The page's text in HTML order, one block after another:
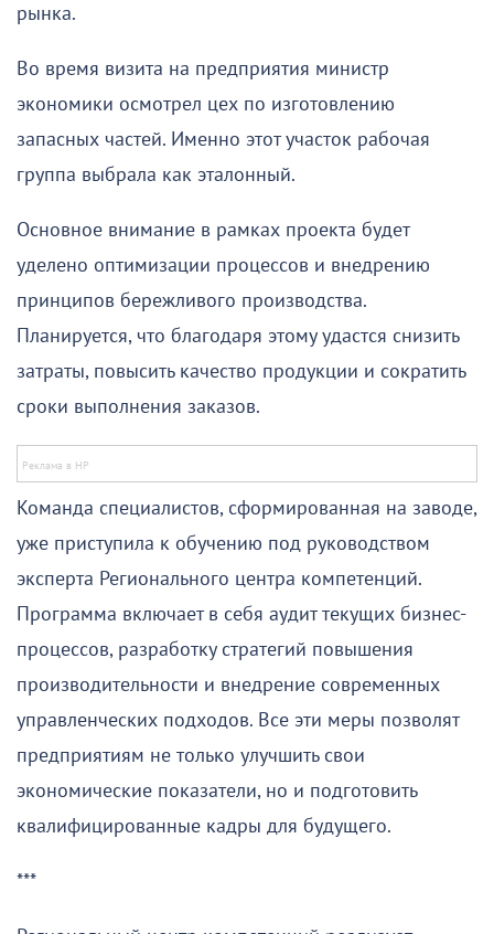
рынка.
Во время визита на предприятия министр
экономики осмотрел цех по изготовлению
запасных частей. Именно этот участок рабочая
группа выбрала как эталонный.
Основное внимание в рамках проекта будет
уделено оптимизации процессов и внедрению
принципов бережливого производства.
Планируется, что благодаря этому удастся снизить
затраты, повысить качество продукции и сократить
сроки выполнения заказов.
Команда специалистов, сформированная на заводе,
уже приступила к обучению под руководством
эксперта Регионального центра компетенций.
Программа включает в себя аудит текущих бизнес-
процессов, разработку стратегий повышения
производительности и внедрение современных
управленческих подходов. Все эти меры позволят
предприятиям не только улучшить свои
экономические показатели, но и подготовить
квалифицированные кадры для будущего.
***